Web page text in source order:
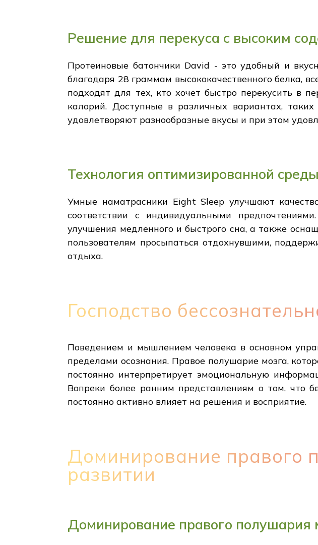
Решение для перекуса с высоким
Протеиновые батончики David - это удобный и
благодаря 28 граммам высококачественного белка,
подходят для тех, кто хочет быстро перекусить в
калорий. Доступные в различных вариантах,
удовлетворяют разнообразные вкусы и при этом
Технология оптимизированной
Умные наматрасники Eight Sleep улучшают
соответствии с индивидуальными
улучшения медленного и быстрого сна, а также
пользователям просыпаться отдохнувшими,
отдыха.
Господство
Поведением и мышлением человека в основном
пределами осознания. Правое полушарие мозга,
постоянно интерпретирует эмоциональную
Вопреки более ранним представлениям о том, что
постоянно активно влияет на решения и восприятие.
Доминирование правого
развитии
Доминирование правого полушария